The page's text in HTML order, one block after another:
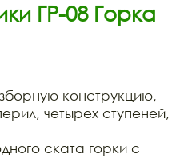
ГР-08 Горка
конструкцию,
четырех ступеней,
ската горки с